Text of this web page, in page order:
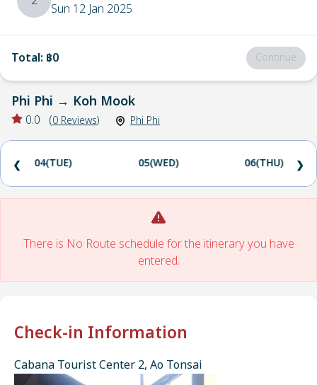
Sun 12 Jan 2025
Total: ฿0 Continue
Phi Phi → Koh Mook
0.0 (0 Reviews) Phi Phi
04(TUE) 05(WED) 06(THU)
❮ ❯
There is No Route schedule for the itinerary you have
entered.
Check-in Information
Cabana Tourist Center 2, Ao Tonsai